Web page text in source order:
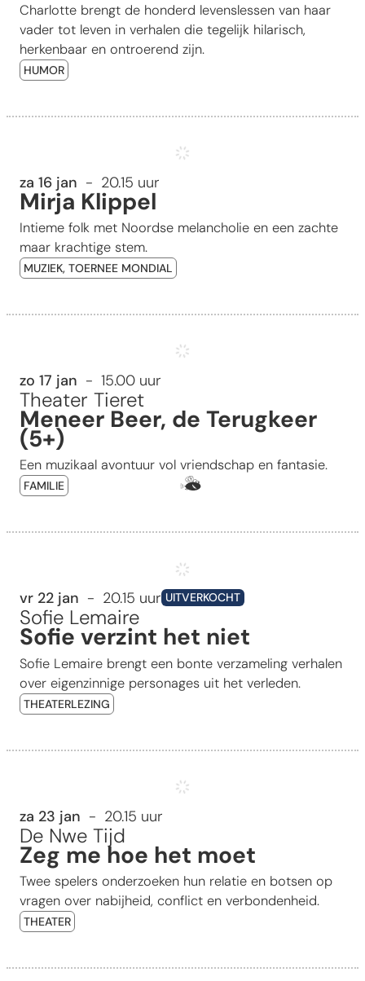
Charlotte brengt de honderd levenslessen van haar
vader tot leven in verhalen die tegelijk hilarisch,
herkenbaar en ontroerend zijn.
HUMOR
za 16 jan 20.15 uur
Mirja Klippel
Intieme folk met Noordse melancholie en een zachte
maar krachtige stem.
MUZIEK, TOERNEE MONDIAL
Meneer Beer, de Terugkeer (5+)
zo 17 jan 15.00 uur
Meneer Beer, de Terugkeer
(5+)
Theater Tieret
Een muzikaal avontuur vol vriendschap en fantasie.
FAMILIE
vr 22 jan 20.15 uur UITVERKOCHT
Sofie verzint het niet
Sofie Lemaire
Sofie Lemaire brengt een bonte verzameling verhalen
over eigenzinnige personages uit het verleden.
THEATERLEZING
za 23 jan 20.15 uur
Zeg me hoe het moet
De Nwe Tijd
Twee spelers onderzoeken hun relatie en botsen op
vragen over nabijheid, conflict en verbondenheid.
THEATER